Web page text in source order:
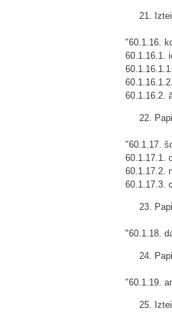
21.
"60.1.16.
60.1.16.1.
60.1.16.2.
22.
"60.1.17.
60.1.17.1.
60.1.17.2.
60.1.17.3.
23.
"60.1.18.
24.
"60.1.19.
25.